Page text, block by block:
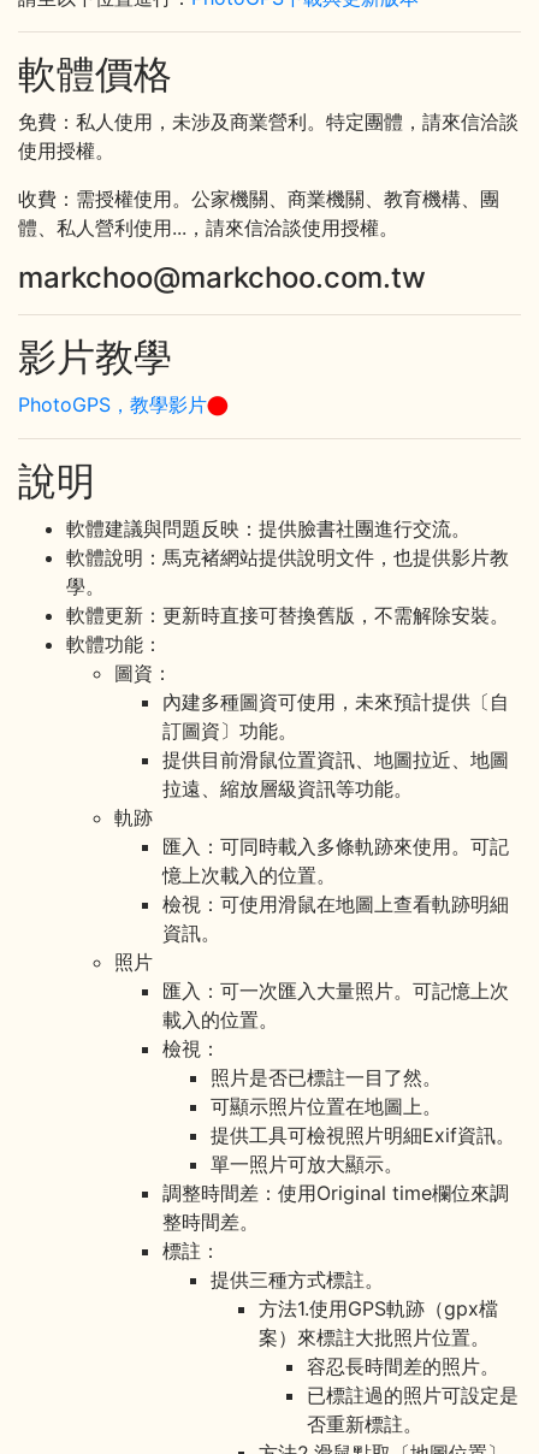
軟體價格
免費：私人使用，未涉及商業營利。特定團體，請來信洽談
使用授權。
收費：需授權使用。公家機關、商業機關、教育機構、團
體、私人營利使用...，請來信洽談使用授權。
markchoo@markchoo.com.tw
影片教學
PhotoGPS，教學影片
說明
軟體建議與問題反映：提供臉書社團進行交流。
軟體說明：馬克褚網站提供說明文件，也提供影片教
學。
軟體更新：更新時直接可替換舊版，不需解除安裝。
軟體功能：
圖資：
內建多種圖資可使用，未來預計提供〔自
訂圖資〕功能。
提供目前滑鼠位置資訊、地圖拉近、地圖
拉遠、縮放層級資訊等功能。
軌跡
匯入：可同時載入多條軌跡來使用。可記
憶上次載入的位置。
檢視：可使用滑鼠在地圖上查看軌跡明細
資訊。
照片
匯入：可一次匯入大量照片。可記憶上次
載入的位置。
檢視：
照片是否已標註一目了然。
可顯示照片位置在地圖上。
提供工具可檢視照片明細Exif資訊。
單一照片可放大顯示。
調整時間差：使用Original time欄位來調
整時間差。
標註：
提供三種方式標註。
方法1.使用GPS軌跡（gpx檔
案）來標註大批照片位置。
容忍長時間差的照片。
已標註過的照片可設定是
否重新標註。